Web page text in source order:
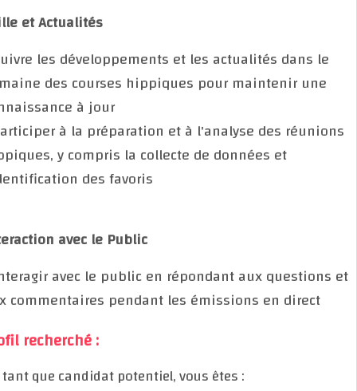
Veille et Actualités
- Suivre les développements et les actualités dans
domaine des courses hippiques pour maintenir une
connaissance à jour
- Participer à la préparation et à l'analyse des
hippiques, y compris la collecte de données et
l'identification des favoris
Interaction avec le Public
- Interagir avec le public en répondant aux
aux commentaires pendant les émissions en direct
Profil recherché :
En tant que candidat potentiel, vous êtes :